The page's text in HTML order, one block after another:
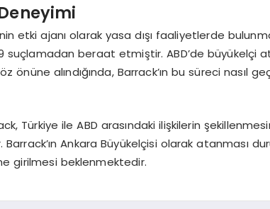
etki ajanı olarak yasa dışı faaliyetlerde
suçlamadan beraat etmiştir. ABD’de büyükelçi
önüne alındığında, Barrack’ın bu süreci nasıl
Türkiye ile ABD arasındaki ilişkilerin
Ankara Büyükelçisi olarak atanması
girilmesi beklenmektedir.